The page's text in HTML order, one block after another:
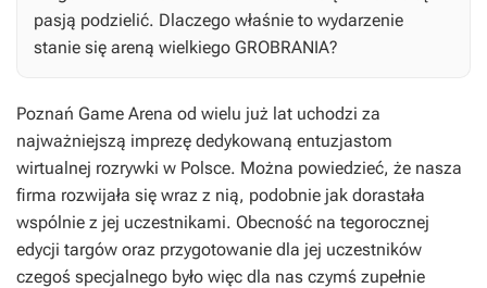
pasją podzielić. Dlaczego właśnie to wydarzenie
stanie się areną wielkiego GROBRANIA?
Poznań Game Arena od wielu już lat uchodzi za
najważniejszą imprezę dedykowaną entuzjastom
wirtualnej rozrywki w Polsce. Można powiedzieć, że nasza
firma rozwijała się wraz z nią, podobnie jak dorastała
wspólnie z jej uczestnikami. Obecność na tegorocznej
edycji targów oraz przygotowanie dla jej uczestników
czegoś specjalnego było więc dla nas czymś zupełnie